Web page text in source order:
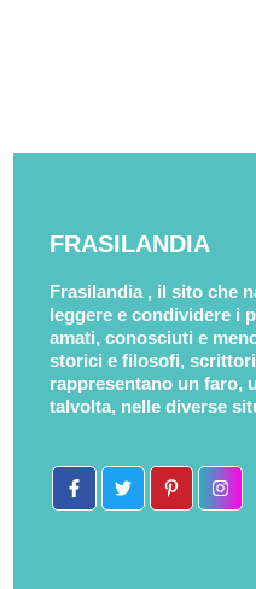
FRASILANDIA
Frasilandia , il sito che
leggere e condividere i
amati, conosciuti e
storici e filosofi,
rappresentano un faro,
talvolta, nelle diverse